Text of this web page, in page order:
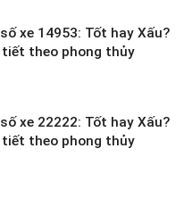
xe 14953: Tốt hay Xấu?
tiết theo phong thủy
xe 22222: Tốt hay Xấu?
tiết theo phong thủy